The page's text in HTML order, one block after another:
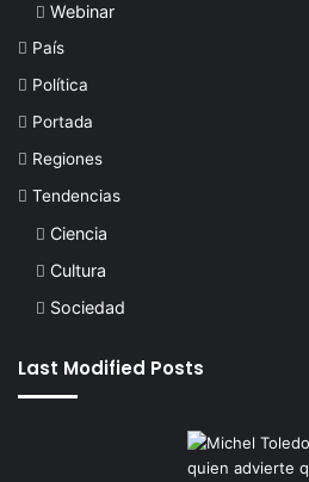
Webinar
País
Política
Portada
Regiones
Tendencias
Ciencia
Cultura
Sociedad
Last Modified Posts